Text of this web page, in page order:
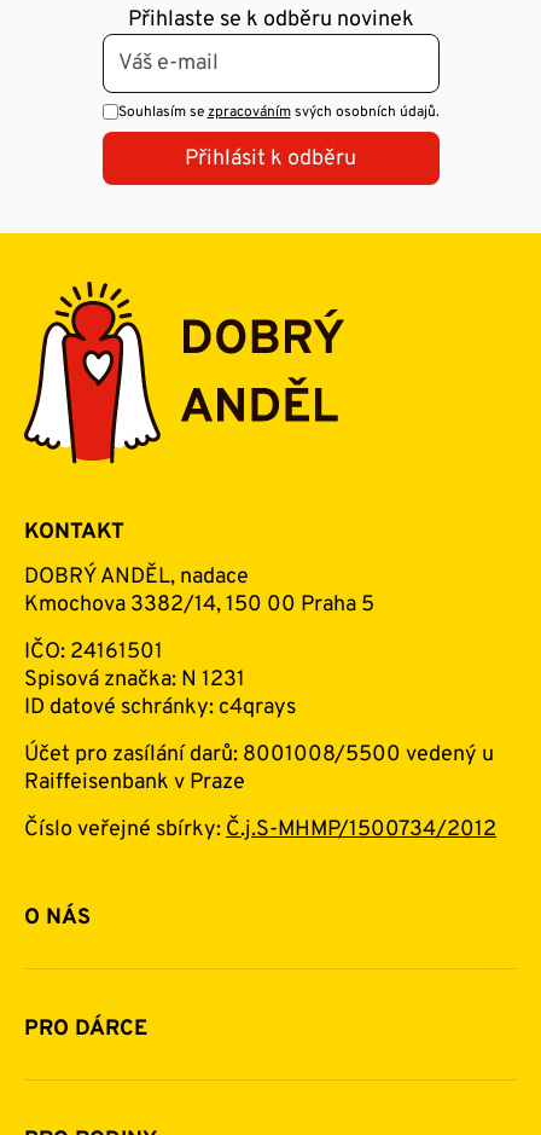
Přihlaste se k odběru novinek
Souhlasím sezpracovánímsvých osobních údajů.
Přihlásit k odběru
KONTAKT
DOBRÝ ANDĚL, nadace
Kmochova 3382/14, 150 00 Praha 5
IČO: 24161501
Spisová značka: N 1231
ID datové schránky: c4qrays
Účet pro zasílání darů: 8001008/5500 vedený u
Raiffeisenbank v Praze
Číslo veřejné sbírky:Č.j.S-MHMP/1500734/2012
O NÁS
Základní informace o nadaci
Historie a zakladatelé
Financování
PRO DÁRCE
Jak pomáhat